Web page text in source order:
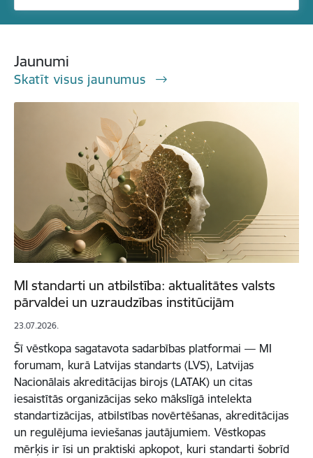
Jaunumi
Skatīt visus jaunumus
MI standarti un atbilstība: aktualitātes valsts
pārvaldei un uzraudzības institūcijām
23.07.2026.
Šī vēstkopa sagatavota sadarbības platformai — MI
forumam, kurā Latvijas standarts (LVS), Latvijas
Nacionālais akreditācijas birojs (LATAK) un citas
iesaistītās organizācijas seko mākslīgā intelekta
standartizācijas, atbilstības novērtēšanas, akreditācijas
un regulējuma ieviešanas jautājumiem. Vēstkopas
mērķis ir īsi un praktiski apkopot, kuri standarti šobrīd